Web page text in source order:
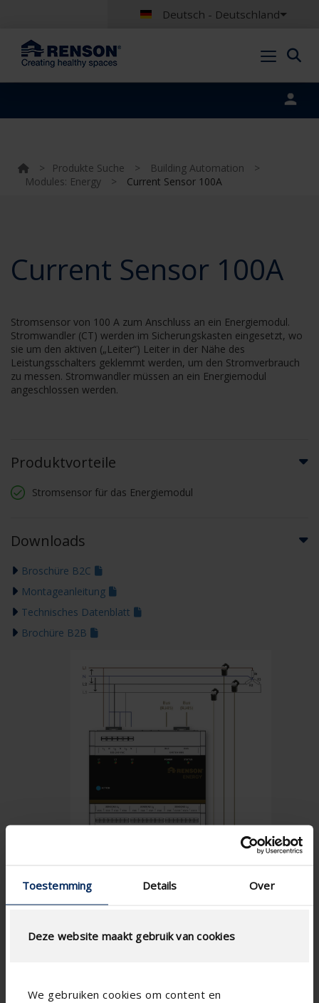
Toestemming Details Over
Deze website maakt gebruik van cookies
We gebruiken cookies om content en
Deutsch - Deutschland
> Produkte Suche > Building Automation
>
Modules: Energy
> Current Sensor 100A
Current Sensor 100A
Stromsensor von 100 A zum Anschluss an ein Energiemodul.
Stromwandler (CT) werden im Sicherungskasten eingesetzt, wo
sie um den aktiven („Leiter“) Leiter in der Nähe des
Leistungsschalters geklemmt werden, um den Stromverbrauch
zu messen. Stromwandler müssen an ein Energiemodul
angeschlossen werden.
Produktvorteile
Stromsensor für das Energiemodul
Downloads
Broschüre B2C
Montageanleitung
Technisches Datenblatt
Brochüre B2B